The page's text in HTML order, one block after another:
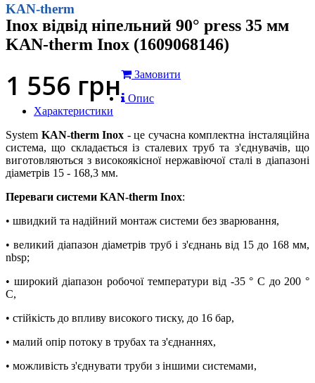
KAN-therm
Inox відвід ніпельний 90° press 35 мм
KAN-therm Inox (1609068146)
1 556 грн
Замовити
Опис
Характеристики
System KAN-therm Inox - це сучасна комплектна інсталяційна
система, що складається із сталевих труб та з'єднувачів, що
виготовляються з високоякісної нержавіючої сталі в діапазоні
діаметрів 15 - 168,3 мм.
Переваги системи KAN-therm Inox:
• швидкий та надійний монтаж системи без зварювання,
• великий діапазон діаметрів труб і з'єднань від 15 до 168 мм,
nbsp;
• широкий діапазон робочої температури від -35 ° C до 200 °
C,
• стійкість до впливу високого тиску, до 16 бар,
• малий опір потоку в трубах та з'єднаннях,
• можливість з'єднувати труби з іншими системами,